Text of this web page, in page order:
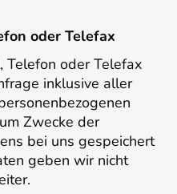
oder Telefax
Telefon oder Telefax
inklusive aller
Zwecke der
bei uns gespeichert
geben wir nicht